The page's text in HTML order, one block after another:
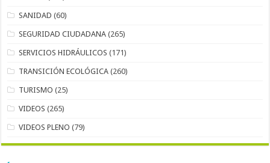
SANIDAD (60)
SEGURIDAD CIUDADANA (265)
SERVICIOS HIDRÁULICOS (171)
TRANSICIÓN ECOLÓGICA (260)
TURISMO (25)
VIDEOS (265)
VIDEOS PLENO (79)